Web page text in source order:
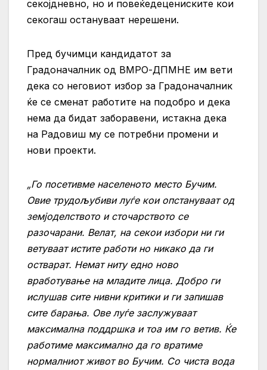
секојдневно, но и повеќедецениските кои
секогаш остануваат нерешени.
Пред бучимци кандидатот за
Градоначалник од ВМРО-ДПМНЕ им вети
дека со неговиот избор за Градоначалник
ќе се сменат работите на подобро и дека
нема да бидат заборавени, истакна дека
на Радовиш му се потребни промени и
нови проекти.
„Го посетивме населеното место Бучим.
Овие трудољубиви луѓе кои опстануваат од
земјоделството и сточарството се
разочарани. Велат, на секои избори ни ги
ветуваат истите работи но никако да ги
остварат. Немат ниту едно ново
вработување на младите лица. Добро ги
ислушав сите нивни критики и ги запишав
сите барања. Ове луѓе заслужуваат
максимална поддршка и тоа им го ветив. Ќе
работиме максимално да го вратиме
нормалниот живот во Бучим. Со чиста вода